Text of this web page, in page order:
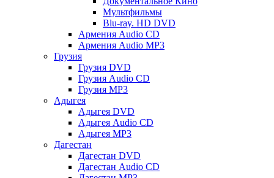
Мультфильмы
Blu-ray. HD DVD
Армения Audio CD
Армения Audio MP3
Грузия
Грузия DVD
Грузия Audio CD
Грузия MP3
Адыгея
Адыгея DVD
Адыгея Audio CD
Адыгея MP3
Дагестан
Дагестан DVD
Дагестан Audio CD